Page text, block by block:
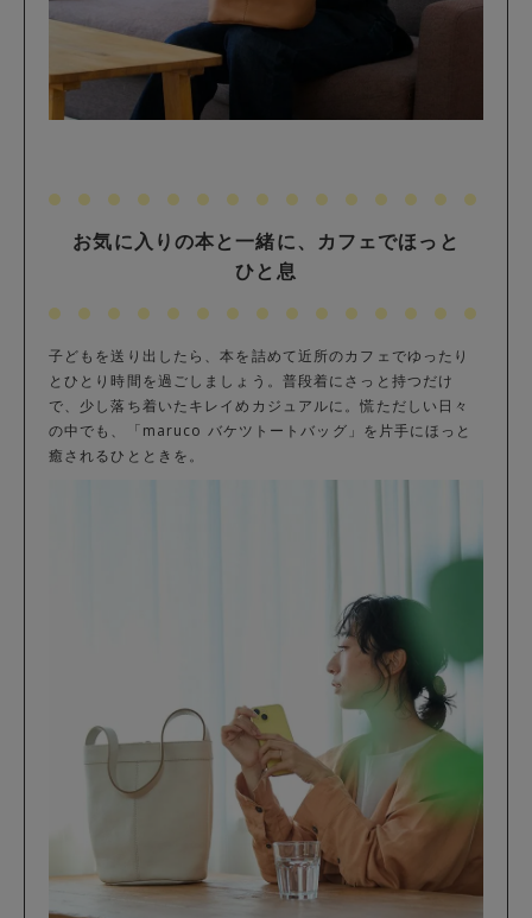
お気に入りの本と一緒に、カフェでほっと
ひと息
子どもを送り出したら、本を詰めて近所のカフェでゆったり
とひとり時間を過ごしましょう。普段着にさっと持つだけ
で、少し落ち着いたキレイめカジュアルに。慌ただしい日々
の中でも、「maruco バケツトートバッグ」を片手にほっと
癒されるひとときを。